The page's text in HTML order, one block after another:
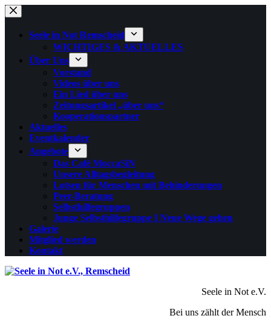
Zum
Inhalt
springenSeele in Not Remscheid
WICHTIGES & AKTUELLES
Über Uns
Vorstand
Videos über uns
Ein Lied über uns
Zeitungsartikel „über uns“
Kooperationspartner
Aktuelles
Eventkalender
Angebote
Das Café MoccaSiN
Unsere Alltagsbegleitung
Lotsen für Menschen mit Behinderungen
Peer-Beratung
Selbsthilfegruppen
Junge Selbsthilfegruppe I Neue Wege gehen
Galerie
Mitglied werden
Kontakt
Seele in Not e.V.
Bei uns zählt der Mensch